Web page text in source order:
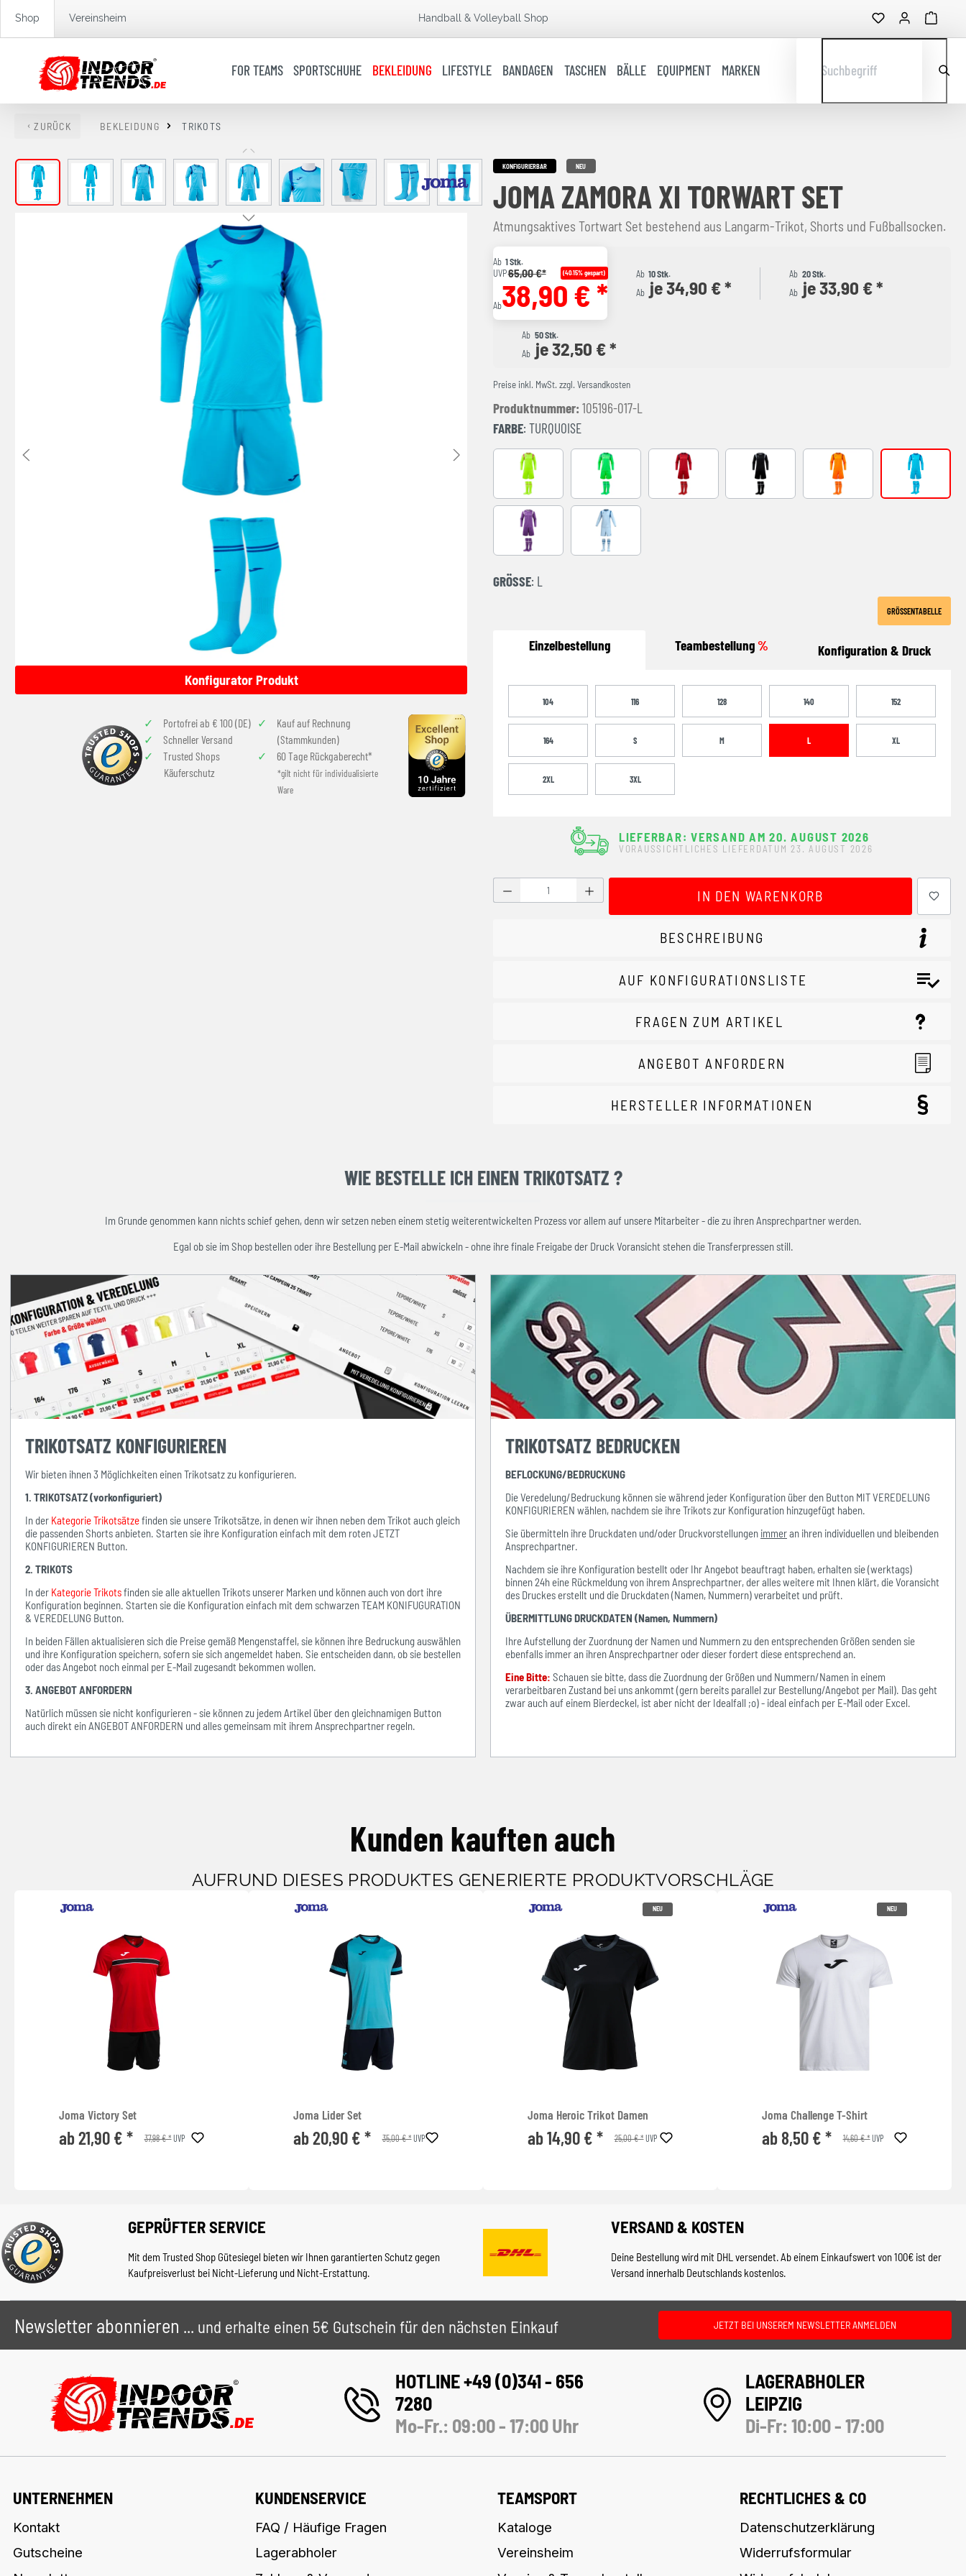
Zur Hauptnavigation springen
Shop Vereinsheim Handball & Volleyball Shop
FOR TEAMS SPORTSCHUHE BEKLEIDUNG LIFESTYLE BANDAGEN TASCHEN BÄLLE EQUIPMENT MARKEN Suchbegriff
ZURÜCK BEKLEIDUNG TRIKOTS
Bildergalerie überspringen
Konfigurator Produkt
Portofrei ab € 100 (DE)
Schneller Versand
Trusted Shops
Käuferschutz
Kauf auf Rechnung
(Stammkunden)
60 Tage Rückgaberecht*
*gilt nicht für individualisierte
Ware
KONFIGURIERBAR NEU
JOMA ZAMORA XI TORWART SET
Atmungsaktives Tortwart Set bestehend aus Langarm-Trikot, Shorts und Fußballsocken.
Ab 1 Stk.
UVP65,00 €* (40.15% gespart)
Ab38,90 € *
Ab 10 Stk.
Ab je 34,90 € *
Ab 20 Stk.
Ab je 33,90 € *
Ab 50 Stk.
Ab je 32,50 € *
Preise inkl. MwSt. zzgl. Versandkosten
Produktnummer: 105196-017-L
FARBE: TURQUOISE
AMARILLO FLUOR FLUOR GREEN RED-NAVY BLACK-GREY NARANJA FLUOR Turquoise
Purple LIGHT BLUE
GRÖSSE : L
GRÖSSENTABELLE
Einzelbestellung Teambestellung% Konfiguration & Druck
104 116 128 140 152
164 S M L XL
2XL 3XL
LIEFERBAR: VERSAND AM 20. AUGUST 2026
VORAUSSICHTLICHES LIEFERDATUM 23. AUGUST 2026
Produkt Anzahl: Gib den gewünschten Wert ein oder benutze die Schaltflächen
IN DEN WARENKORB
BESCHREIBUNG
AUF KONFIGURATIONSLISTE
FRAGEN ZUM ARTIKEL
ANGEBOT ANFORDERN
HERSTELLER INFORMATIONEN
WIE BESTELLE ICH EINEN TRIKOTSATZ ?
Im Grunde genommen kann nichts schief gehen, denn wir setzen neben einem stetig weiterentwickelten Prozess vor allem auf unsere Mitarbeiter - die zu ihren Ansprechpartner werden.
Egal ob sie im Shop bestellen oder ihre Bestellung per E-Mail abwickeln - ohne ihre finale Freigabe der Druck Voransicht stehen die Transferpressen still.
TRIKOTSATZ KONFIGURIEREN
Wir bieten ihnen 3 Möglichkeiten einen Trikotsatz zu konfigurieren.
1. TRIKOTSATZ (vorkonfiguriert)
In der Kategorie Trikotsätzefinden sie unsere Trikotsätze, in denen wir ihnen neben dem Trikot auch gleich
die passenden Shorts anbieten. Starten sie ihre Konfiguration einfach mit dem roten JETZT
KONFIGURIEREN Button.
2. TRIKOTS
In der Kategorie Trikotsfinden sie alle aktuellen Trikots unserer Marken und können auch von dort ihre
Konfiguration beginnen. Starten sie die Konfiguration einfach mit dem schwarzen TEAM KONIFUGURATION
& VEREDELUNG Button.
In beiden Fällen aktualisieren sich die Preise gemäß Mengenstaffel, sie können ihre Bedruckung auswählen
und ihre Konfiguration speichern, sofern sie sich angemeldet haben. Sie entscheiden dann, ob sie bestellen
oder das Angebot noch einmal per E-Mail zugesandt bekommen wollen.
3. ANGEBOT ANFORDERN
Natürlich müssen sie nicht konfigurieren - sie können zu jedem Artikel über den gleichnamigen Button
auch direkt ein ANGEBOT ANFORDERN und alles gemeinsam mit ihrem Ansprechpartner regeln.
TRIKOTSATZ BEDRUCKEN
BEFLOCKUNG/BEDRUCKUNG
Die Veredelung/Bedruckung können sie während jeder Konfiguration über den Button MIT VEREDELUNG
KONFIGURIEREN wählen, nachdem sie ihre Trikots zur Konfiguration hinzugefügt haben.
Sie übermitteln ihre Druckdaten und/oder Druckvorstellungen immeran ihren individuellen und bleibenden
Ansprechpartner.
Nachdem sie ihre Konfiguration bestellt oder Ihr Angebot beauftragt haben, erhalten sie (werktags)
binnen 24h eine Rückmeldung von ihrem Ansprechpartner, der alles weitere mit Ihnen klärt, die Voransicht
des Druckes erstellt und die Druckdaten (Namen, Nummern) verarbeitet und prüft.
ÜBERMITTLUNG DRUCKDATEN (Namen, Nummern)
Ihre Aufstellung der Zuordnung der Namen und Nummern zu den entsprechenden Größen senden sie
ebenfalls immer an ihren Ansprechpartner oder dieser fordert diese entsprechend an.
Eine Bitte: Schauen sie bitte, dass die Zuordnung der Größen und Nummern/Namen in einem
verarbeitbaren Zustand bei uns ankommt (gern bereits parallel zur Bestellung/Angebot per Mail). Das geht
zwar auch auf einem Bierdeckel, ist aber nicht der Idealfall ;o) - ideal einfach per E-Mail oder Excel.
Kunden kauften auch
AUFRUND DIESES PRODUKTES GENERIERTE PRODUKTVORSCHLÄGE
Joma Victory Set
ab 21,90 € * 37,98 € *UVP
Joma Lider Set
ab 20,90 € * 35,00 € *UVP
NEU
Joma Heroic Trikot Damen
ab 14,90 € * 25,00 € *UVP
NEU
Joma Challenge T-Shirt
ab 8,50 € * 14,60 € *UVP
GEPRÜFTER SERVICE
Mit dem Trusted Shop Gütesiegel bieten wir Ihnen garantierten Schutz gegen
Kaufpreisverlust bei Nicht-Lieferung und Nicht-Erstattung.
VERSAND & KOSTEN
Deine Bestellung wird mit DHL versendet. Ab einem Einkaufswert von 100€ ist der
Versand innerhalb Deutschlands kostenlos.
Newsletter abonnieren ... und erhalte einen 5€ Gutschein für den nächsten Einkauf JETZT BEI UNSEREM NEWSLETTER ANMELDEN
HOTLINE +49 (0)341 - 656
7280
Mo-Fr.: 09:00 - 17:00 Uhr
LAGERABHOLER
LEIPZIG
Di-Fr: 10:00 - 17:00
UNTERNEHMEN
Kontakt
Gutscheine
KUNDENSERVICE
FAQ / Häufige Fragen
Lagerabholer
TEAMSPORT
Kataloge
Vereinsheim
RECHTLICHES & CO
Datenschutzerklärung
Widerrufsformular